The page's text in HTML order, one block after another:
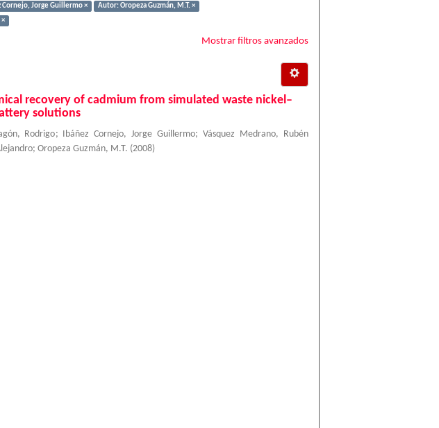
Cornejo, Jorge Guillermo ×
Autor: Oropeza Guzmán, M.T. ×
Mostrar filtros avanzados
recovery of cadmium from simulated waste nickel–
solutions
Rodrigo; Ibáñez Cornejo, Jorge Guillermo;Vásquez Medrano, Rubén
; Oropeza Guzmán, M.T. (2008)